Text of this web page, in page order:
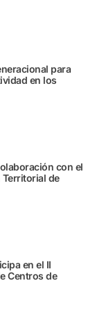
para
en los
con el
de
en el II
Centros de